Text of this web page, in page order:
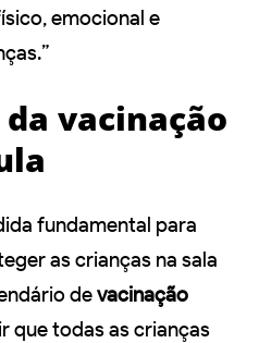
emocional e
vacinação
fundamental para
as crianças na sala
devacinação
que todas as crianças